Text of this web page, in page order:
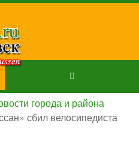
города и района
сбил велосипедиста